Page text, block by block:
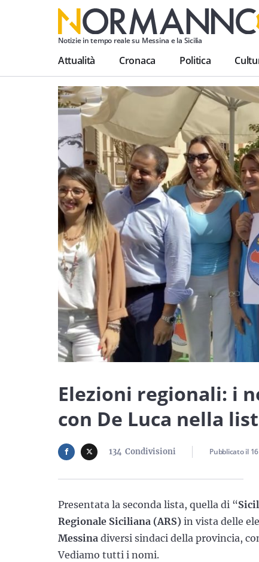
Notizie in tempo reale su Messina e la Sicilia
Attualità Cronaca Politica
Elezioni regionali: i
con De Luca nella
134 Condivisioni Pubblicato il
Presentata la seconda lista, quella di “
Regionale Siciliana (ARS) in vista delle
Messina diversi sindaci della provincia,
Vediamo tutti i nomi.